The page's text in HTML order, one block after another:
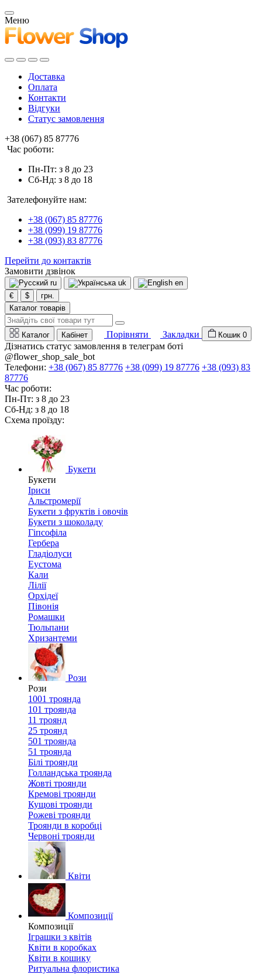
Меню
Доставка
Оплата
Контакти
Відгуки
Статус замовлення
+38 (067) 85 87776
Час роботи:
Пн-Пт: з 8 до 23
Сб-Нд: з 8 до 18
Зателефонуйте нам:
+38 (067) 85 87776
+38 (099) 19 87776
+38 (093) 83 87776
Перейти до контактів
Замовити дзвінок
ru uk
en
€
$
грн.
Каталог товарів
Каталог Кабінет Порівняти Закладки Кошик 0
Дізнатись статус замовлення в телеграм боті
@flower_shop_sale_bot
Телефони: +38 (067) 85 87776 +38 (099) 19 87776 +38 (093) 83
87776
Час роботи:
Пн-Пт: з 8 до 23
Сб-Нд: з 8 до 18
Схема проїзду:
Букети
Букети
Іриси
Альстромерії
Букети з фруктів і овочів
Букети з шоколаду
Гіпсофіла
Гербера
Гладіолуси
Еустома
Кали
Лілії
Орхідеї
Півонія
Ромашки
Тюльпани
Хризантеми
Рози
Рози
1001 троянда
101 троянда
11 троянд
25 троянд
501 троянда
51 троянда
Білі троянди
Голландська троянда
Жовті троянди
Кремові троянди
Кущові троянди
Рожеві троянди
Троянди в коробці
Червоні троянди
Квіти
Композиції
Композиції
Іграшки з квітів
Квіти в коробках
Квіти в кошику
Ритуальна флористика